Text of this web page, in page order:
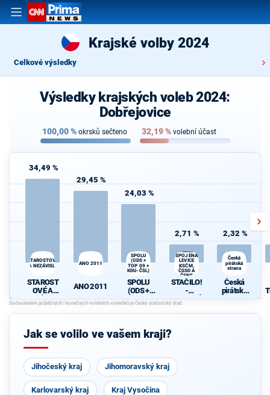
Krajské volby 2024
Celkové výsledky
Výsledky krajských voleb 2024:
Dobřejovice
100,00% okrsků sečteno 32,19% volební účast
34,49 %
STAROSTOVÉ
A NEZÁVISLÍ
STAROST
OVÉ A
NEZÁVISL
Í
29,45 %
ANO 2011
ANO 2011
24,03 %
SPOLU
(ODS +
TOP 09 +
KDU-ČSL)
SPOLU
(ODS +
TOP 09 +
KDU-ČSL)
2,71 %
STAČILO! -
SPOJENÁ
LEVICE
KSČM,
ČSSD A
ČSNS
STAČILO!
-
SPOJENÁ
LEVICE
KSČM,
2,32 %
Česká
pirátská
strana
Česká
pirátská
strana
Jak se volilo ve vašem kraji?
Jihočeský kraj Jihomoravský kraj
Karlovarský kraj Kraj Vysočina